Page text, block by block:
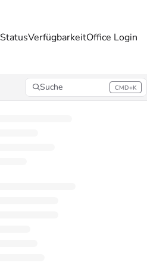
StatusVerfügbarkeitOffice Login
Suche CMD+K
Press CMD+K to open search